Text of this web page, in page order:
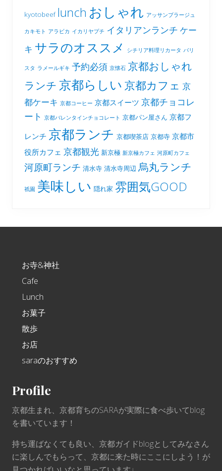
kyotobeef lunch おしゃれ アッサンブラージュ
カキモト アラビカ イカリヤプチ イタリアンランチ ケー
キ サラのオススメ シチリア料理リカータ バリ
スタ ラメールギキ 予約必須 京懐石 京都おしゃれ
ランチ 京都らしい 京都カフェ 京
都ケーキ 京都コーヒー 京都スイーツ 京都チョコレ
ート 京都バレンタインチョコレート 京都パン屋さん 京都フ
レンチ 京都ランチ 京都喫茶店 京都寺 京都市
役所カフェ 京都観光 新京極 新京極カフェ 河原町カフェ
河原町ランチ 清水寺 清水寺周辺 烏丸ランチ
祇園 美味しい 隠れ家 雰囲気GOOD
お寺&神社
Cafe
Lunch
お菓子
散歩
お店
saraのおすすめ
Profile
京都生まれ、京都育ちのSARAが実際に食べ歩いてblog
を書いています！
持ち運ばなくても良い、京都ガイドblogとしてみなさん
に楽しんでもらって、京都に来た時にここにしよう！が